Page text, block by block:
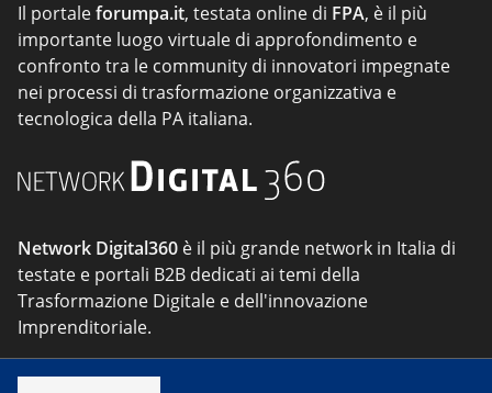
Il portaleforumpa.it, testata online di FPA, è il più
importante luogo virtuale di approfondimento e
confronto tra le community di innovatori impegnate
nei processi di trasformazione organizzativa e
tecnologica della PA italiana.
Network Digital360 è il più grande network in Italia di
testate e portali B2B dedicati ai temi della
Trasformazione Digitale e dell'innovazione
Imprenditoriale.